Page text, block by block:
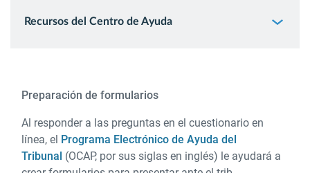
Recursos del Centro de Ayuda
Preparación de formularios
Al responder a las preguntas en el cuestionario en
línea, el Programa Electrónico de Ayuda del
Tribunal (OCAP, por sus siglas en inglés) le ayudará a